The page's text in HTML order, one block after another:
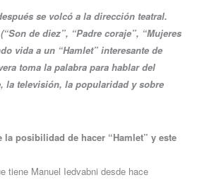
se volcó a la dirección teatral.
de diez”, “Padre coraje”, “Mujeres
vida a un “Hamlet” interesante de
toma la palabra para hablar del
la televisión, la popularidad y sobre
posibilidad de hacer “Hamlet” y este
tiene Manuel Iedvabni desde hace